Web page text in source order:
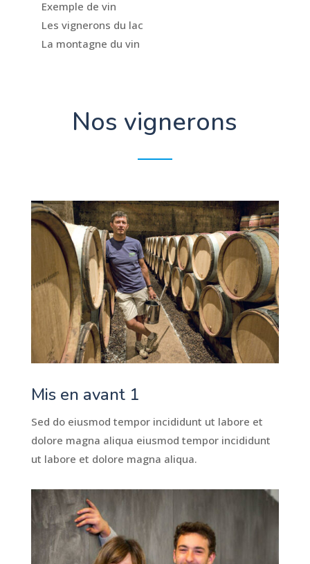
Exemple de vin
Les vignerons du lac
La montagne du vin
Nos vignerons
Mis en avant 1
Sed do eiusmod tempor incididunt ut labore et
dolore magna aliqua eiusmod tempor incididunt
ut labore et dolore magna aliqua.